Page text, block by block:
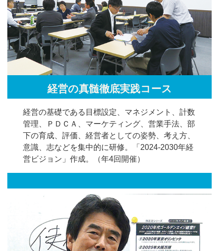
経営の真髄徹底実践コース
経営の基礎である目標設定、マネジメント、計数
管理、ＰＤＣＡ、マーケティング、営業手法、部
下の育成、評価、経営者としての姿勢、考え方、
意識、志などを集中的に研修。「2024-2030年経
営ビジョン」作成。（年4回開催）